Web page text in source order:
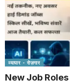
व्यापार - रोज़गार
New Job Roles